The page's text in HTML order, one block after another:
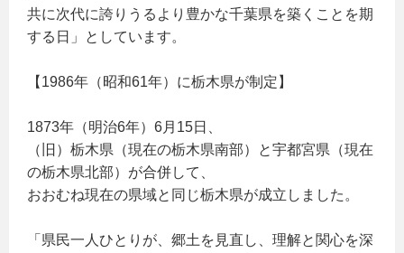
共に次代に誇りうるより豊かな千葉県を築くことを期
する日」としています。
【1986年（昭和61年）に栃木県が制定】
1873年（明治6年）6月15日、
（旧）栃木県（現在の栃木県南部）と宇都宮県（現在
の栃木県北部）が合併して、
おおむね現在の県域と同じ栃木県が成立しました。
「県民一人ひとりが、郷土を見直し、理解と関心を深